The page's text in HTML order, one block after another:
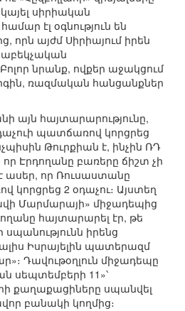
սիրիական
էլ օգնություն են
որն այժմ Սիրիայում իրեն
նրանք, ովքեր աջակցում
ռազմական հանցանքներ
այն հայտարարությունը,
պատճառով կորցրեց
Թուրքիան է, ինչին ՌԴ
Էրդողանը բառերը ճիշտ չի
ասեր, որ Ռուսաստանը
կորցրեց 2 օդաչու։ Այստեղ
Մարմարայի» միջադեպից
հայտարարել էր, թե
իրենց
Իսրայելին պատերազմ
Դավութօղլուն միջադեպը
սեպտեմբերի 11»՝
քաղաքացիները սպանվել
բանակի կողմից։